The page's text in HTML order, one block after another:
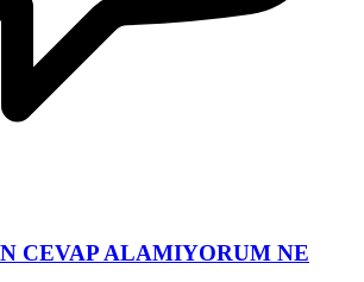
CEVAP ALAMIYORUM NE